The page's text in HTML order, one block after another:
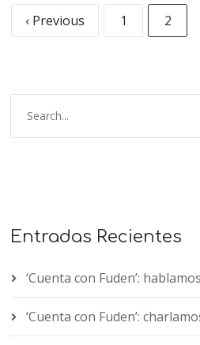
‹ Previous 1 2
Entradas Recientes
‘Cuenta con Fuden’:
‘Cuenta con Fuden’: